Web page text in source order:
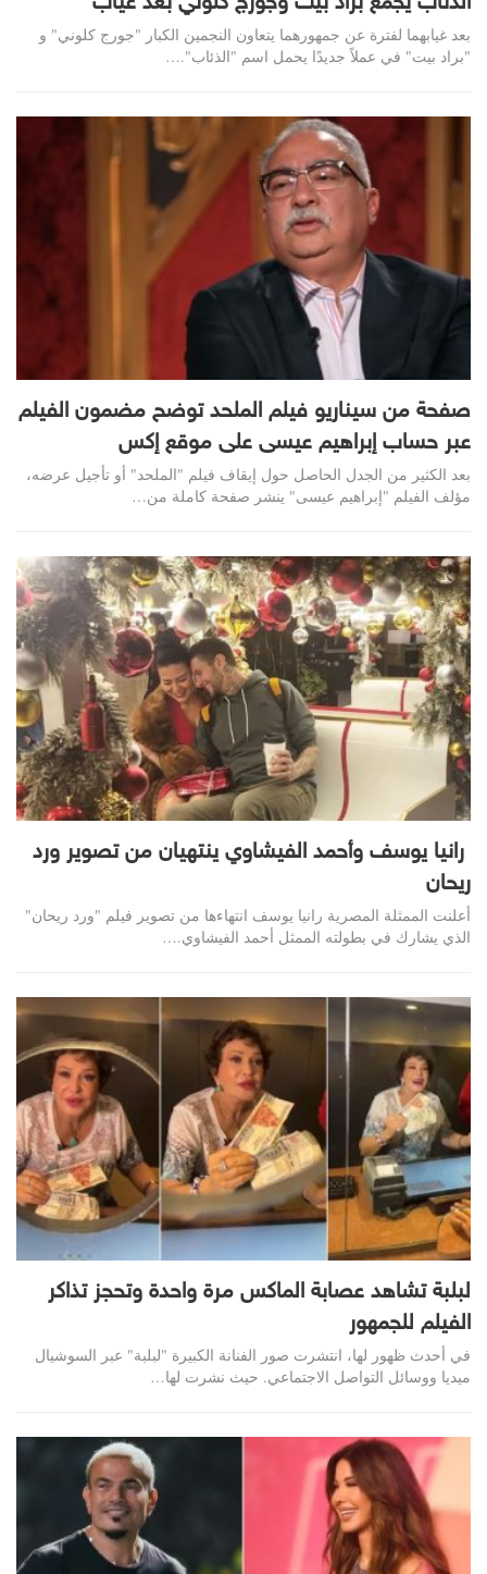
بعد غيابهما لفترة عن جمهورهما يتعاون النجمين الكبار "جورج كلوني" و
"براد بيت" في عملاً جديدًا يحمل اسم "الذئاب".…
صفحة من سيناريو فيلم الملحد توضح مضمون الفيلم
عبر حساب إبراهيم عيسى على موقع إكس
بعد الكثير من الجدل الحاصل حول إيقاف فيلم "الملحد" أو تأجيل عرضه،
مؤلف الفيلم "إبراهيم عيسى" ينشر صفحة كاملة من…
رانيا يوسف وأحمد الفيشاوي ينتهيان من تصوير ورد
ريحان
أعلنت الممثلة المصرية رانيا يوسف انتهاءها من تصوير فيلم "ورد ريحان"
الذي يشارك في بطولته الممثل أحمد الفيشاوي.…
لبلبة تشاهد عصابة الماكس مرة واحدة وتحجز تذاكر
الفيلم للجمهور
في أحدث ظهور لها، انتشرت صور الفنانة الكبيرة "لبلبة" عبر السوشيال
ميديا ووسائل التواصل الاجتماعي. حيث نشرت لها…